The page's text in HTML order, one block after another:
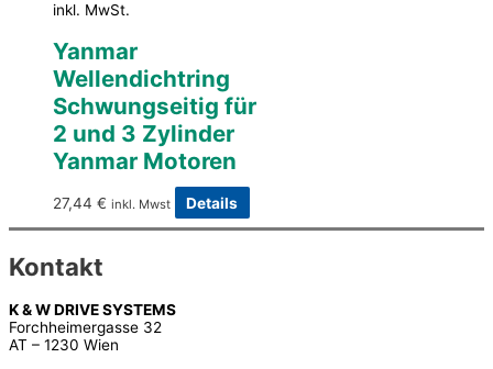
inkl. MwSt.
Yanmar
Wellendichtring
Schwungseitig für
2 und 3 Zylinder
Yanmar Motoren
27,44 € inkl. Mwst Details
Kontakt
K & W DRIVE SYSTEMS
Forchheimergasse 32
AT – 1230 Wien